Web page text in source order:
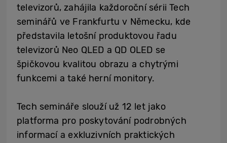
televizorů, zahájila každoroční sérii Tech
seminářů ve Frankfurtu v Německu, kde
představila letošní produktovou řadu
televizorů Neo QLED a QD OLED se
špičkovou kvalitou obrazu a chytrými
funkcemi a také herní monitory.
Tech semináře slouží už 12 let jako
platforma pro poskytování podrobných
informací a exkluzivních praktických